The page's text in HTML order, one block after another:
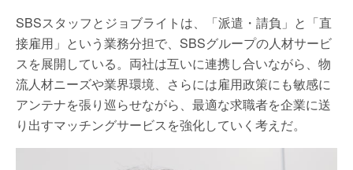
SBSスタッフとジョブライトは、「派遣・請負」と「直
接雇用」という業務分担で、SBSグループの人材サービ
スを展開している。両社は互いに連携し合いながら、物
流人材ニーズや業界環境、さらには雇用政策にも敏感に
アンテナを張り巡らせながら、最適な求職者を企業に送
り出すマッチングサービスを強化していく考えだ。